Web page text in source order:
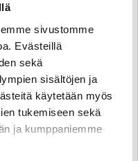
sivustomme
Evästeillä
sekä
sisältöjen ja
käytetään myös
tukemiseen sekä
ja kumppaniemme
korotonta ja kulutonta